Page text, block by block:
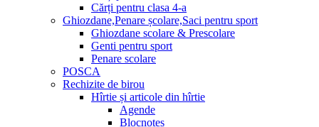
Cărți pentru clasa 4-a
Ghiozdane,Penare școlare,Saci pentru sport
Ghiozdane scolare & Prescolare
Genti pentru sport
Penare scolare
POSCA
Rechizite de birou
Hîrtie și articole din hîrtie
Agende
Blocnotes